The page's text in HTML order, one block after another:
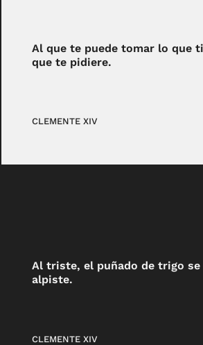
Al que te puede tomar lo que
que te pidiere.
CLEMENTE XIV
Al triste, el puñado de trigo se
alpiste.
CLEMENTE XIV